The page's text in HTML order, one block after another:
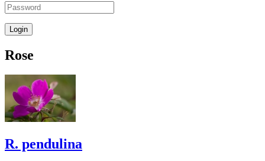
Rose
R. pendulina